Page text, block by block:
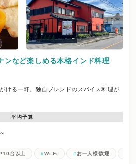
ンなど楽しめる本格インド料理
ける一軒。独自ブレンドのスパイス料理が
平均予算
P10台以上 Wi-Fi お一人様歓迎